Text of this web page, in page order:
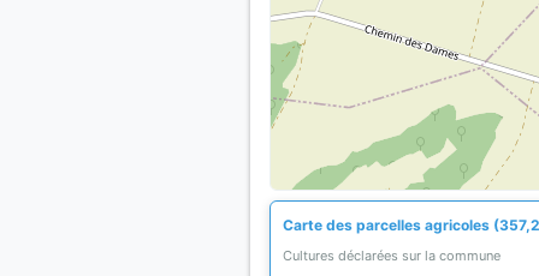
Carte des parcelles agricoles
Cultures déclarées sur la commune